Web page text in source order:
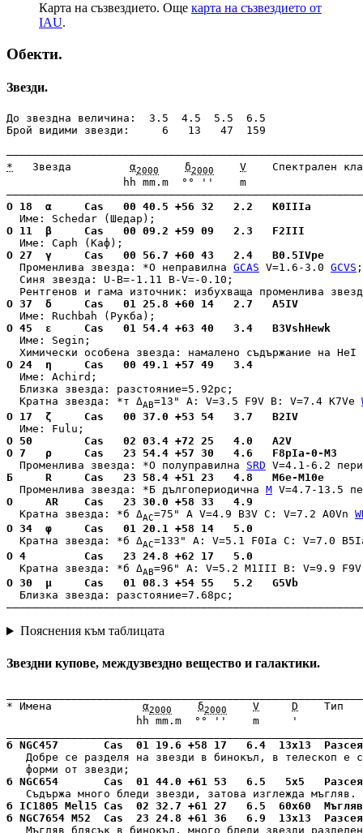
Карта на съзвездието. Още карта на съзвездието от
IAU.
Обекти.
Звезди.
До звездна величина:  3.5  4.5  5.5  6.5
Брой видими звезди:     6   13   47  159
*
   Звезда
α2000 δ2000 V
Спектрален
hh mm.m  °° ''
О 18  α     Cas   00 40.5 +56 32   2.2
О 11  β     Cas   00 09.2 +59 09   2.3
О 27  γ     Cas   00 56.7 +60 43   2.4
  Променлива звезда:
*О неправилна GCAS V=1.6-3.0 GCVS ;
  Синя звезда: U-B=-1.11 B-V=-0.10;
О 37  δ     Cas   01 25.8 +60 14   2.7
О 45  ε     Cas   01 54.4 +63 40   3.4
  Име: Segin;
О 24  η     Cas   00 49.1 +57 49
  Име: Achird;
  Близка звезда: разстояние=5.92pc;
  Кратна звезда:
*т ΔAB=13" A: V=3.5 F9V B: V=7.4 K7Ve
О 17  ζ     Cas   00 37.0 +53 54   3.7
О 50        Cas   02 03.4 +72 25   4.0
О 7   ρ     Cas   23 54.4 +57 30   4.6
  Променлива звезда:
*О полуправилна SRD V=4.1-6.2
Б     R     Cas   23 58.4 +51 23   4.8   M6e-
  Променлива звезда:
*Б дългопериодична M V=4.7-13.5
О     AR    Cas   23 30.0 +58 33
  Кратна звезда:
*б ΔAC=75" A V=4.9 B3V C: V=7.2 A0Vn
О 34  φ     Cas   01 20.1 +58 14
  Кратна звезда:
*б ΔAC=133" A: V=5.1 F0Ia C: V=7.0
О 4         Cas   23 24.8 +62 17
  Кратна звезда:
*б ΔAB=96" A: V=5.2 M1III B: V=9.9 F9V
О 30  μ     Cas   01 08.3 +54 55   5.2
  Близка звезда: разстояние=7.68pc;
Пояснения към таблицата
Звездни купове, междузвездно вещество и галактики.
* Имена α2000 δ2000 V D
Тип
                    hh mm.m  °° ''    m     '
б NGC457       Cas  01 19.6 +58 17   6.4  13x13
Добре се разделя на звезди в бинокъл, в телескоп е
б NGC654       Cas  01 44.0 +61 53   6.5   5x5
б IC1805 Mel15 Cas  02 32.7 +61 27   6.5  60x60
б NGC7654 M52  Cas  23 24.8 +61 36   6.9  13x13